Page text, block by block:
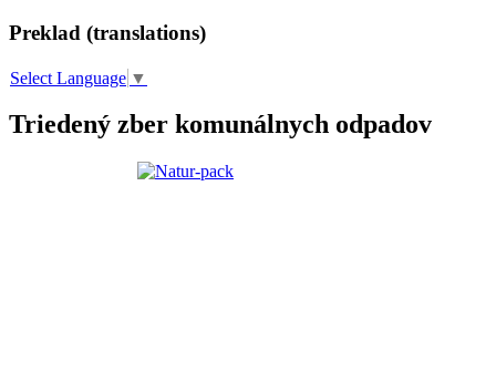
Preklad (translations)
Select Language ▼
Triedený zber komunálnych odpadov